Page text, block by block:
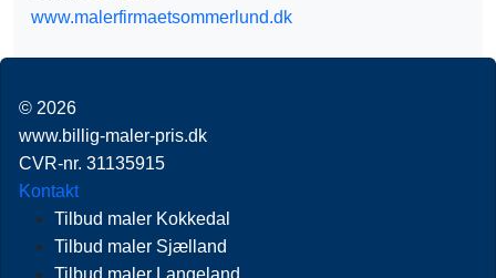
www.malerfirmaetsommerlund.dk
© 2026
www.billig-maler-pris.dk
CVR-nr. 31135915
Kontakt
Tilbud maler Kokkedal
Tilbud maler Sjælland
Tilbud maler Langeland